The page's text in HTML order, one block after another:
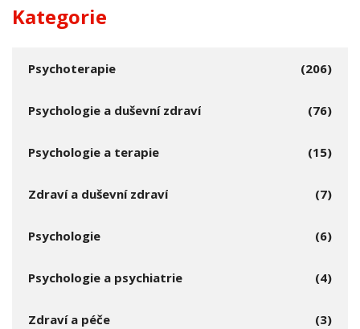
Kategorie
Psychoterapie (206)
Psychologie a duševní zdraví (76)
Psychologie a terapie (15)
Zdraví a duševní zdraví (7)
Psychologie (6)
Psychologie a psychiatrie (4)
Zdraví a péče (3)